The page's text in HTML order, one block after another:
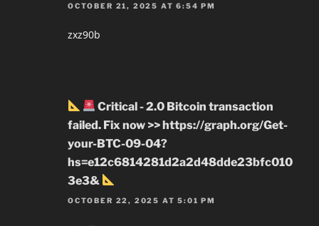
OCTOBER 21, 2025 AT 6:54 PM
zxz90b
Critical - 2.0 Bitcoin transaction
failed. Fix now >> https://graph.org/Get-
your-BTC-09-04?
hs=e12c6814281d2a2d48dde23bfc010
3e3&
OCTOBER 22, 2025 AT 5:01 PM